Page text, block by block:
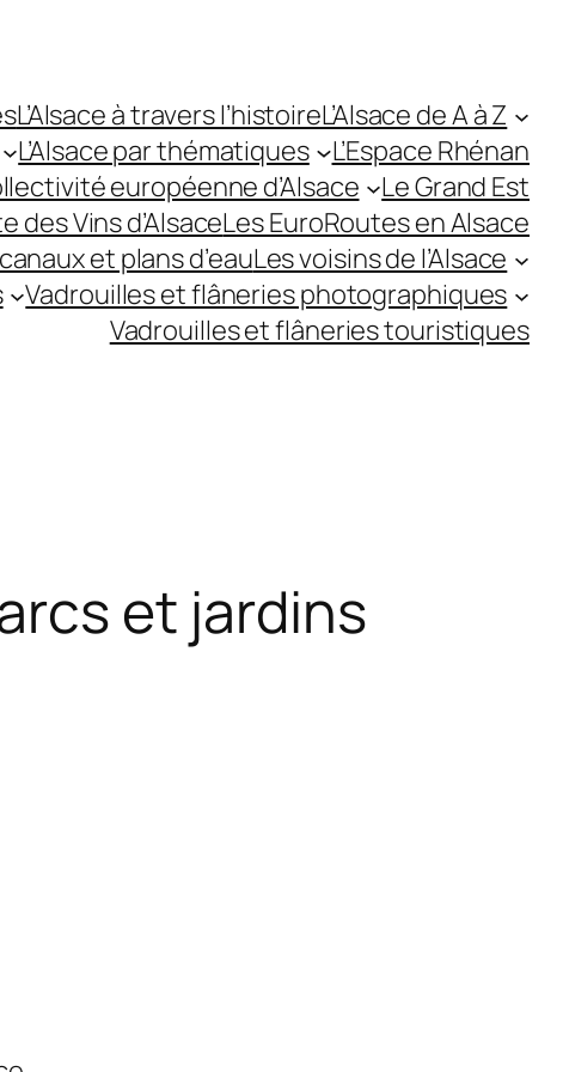
L’Alsace à travers l’histoireL’Alsace de A à Z
L’Alsace par thématiques
L’Espace Rhénan
européenne d’Alsace
Le Grand Est
des Vins d’AlsaceLes EuroRoutes en Alsace
et plans d’eauLes voisins de l’Alsace
Vadrouilles et flâneries photographiques
Vadrouilles et flâneries touristiques
et jardins